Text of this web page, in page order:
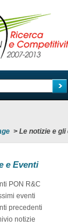
PROGRAMMA
> Le notizie e gli
e Eventi
PON R&C
eventi
precedenti
notizie